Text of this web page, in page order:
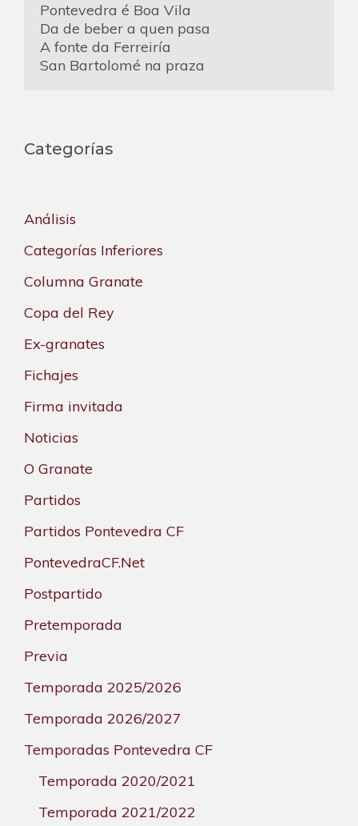
Pontevedra é Boa Vila
Da de beber a quen pasa
A fonte da Ferreiría
San Bartolomé na praza
Categorías
Análisis
Categorías Inferiores
Columna Granate
Copa del Rey
Ex-granates
Fichajes
Firma invitada
Noticias
O Granate
Partidos
Partidos Pontevedra CF
PontevedraCF.Net
Postpartido
Pretemporada
Previa
Temporada 2025/2026
Temporada 2026/2027
Temporadas Pontevedra CF
Temporada 2020/2021
Temporada 2021/2022